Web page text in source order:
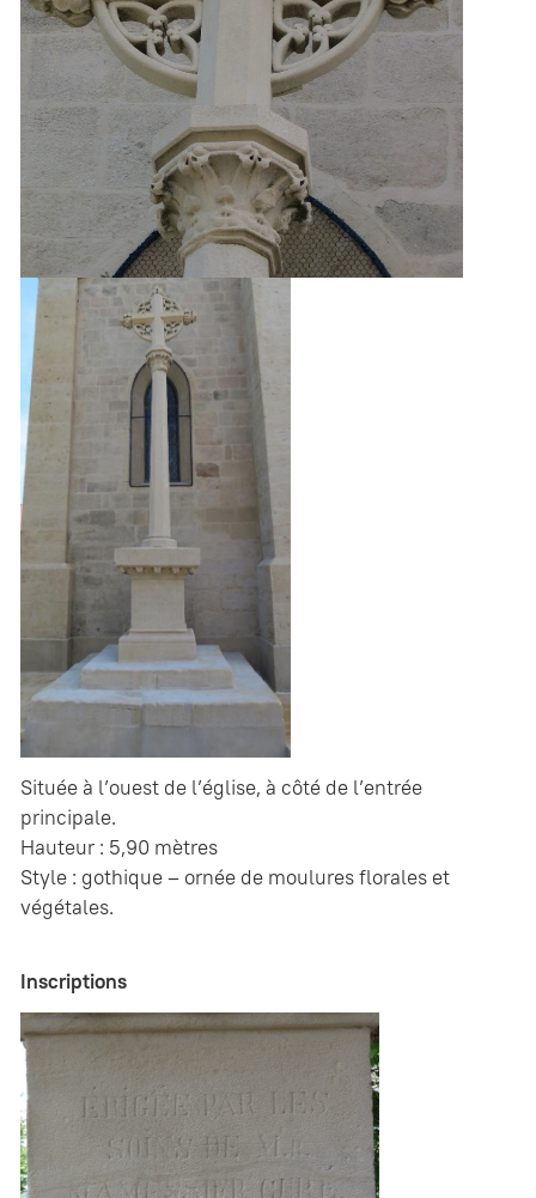
Située à l’ouest de l’église, à côté de l’entrée
principale.
Hauteur : 5,90 mètres
Style : gothique – ornée de moulures florales et
végétales.
Inscriptions